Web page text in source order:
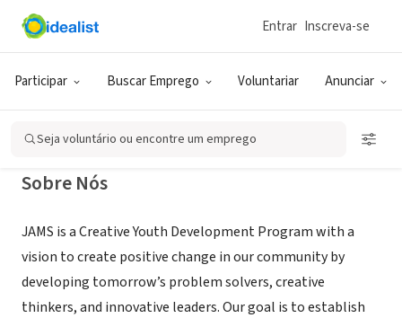
Participar Buscar Emprego Voluntariar Anunciar
Entrar Inscreva-se
Seja voluntário ou encontre um emprego
ONG (SETOR SOCIAL)
Jacksonville Arts and Music School
Sobre Nós
JAMS is a Creative Youth Development Program with a
vision to create positive change in our community by
developing tomorrow’s problem solvers, creative
thinkers, and innovative leaders. Our goal is to establish